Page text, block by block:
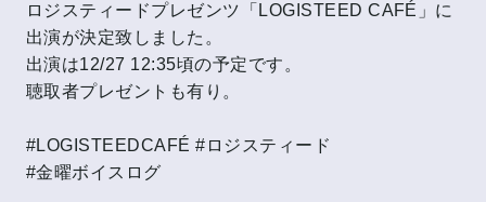
ロジスティードプレゼンツ「LOGISTEED CAFÉ」に
出演が決定致しました。
出演は12/27 12:35頃の予定です。
聴取者プレゼントも有り。
#LOGISTEEDCAFÉ #ロジスティード
#金曜ボイスログ